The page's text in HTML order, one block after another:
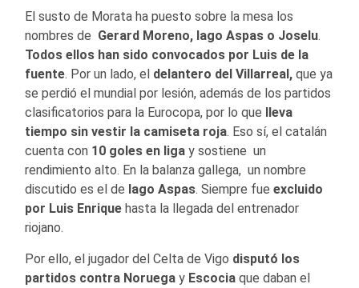
El susto de Morata ha puesto sobre la mesa los
nombres de Gerard Moreno, Iago Aspas o Joselu.
Todos ellos han sido convocados por Luis de la
fuente. Por un lado, el delantero del Villarreal, que ya
se perdió el mundial por lesión, además de los partidos
clasificatorios para la Eurocopa, por lo que lleva
tiempo sin vestir la camiseta roja. Eso sí, el catalán
cuenta con 10 goles en liga y sostiene un
rendimiento alto. En la balanza gallega, un nombre
discutido es el de Iago Aspas. Siempre fue excluido
por Luis Enrique hasta la llegada del entrenador
riojano.
Por ello, el jugador del Celta de Vigo disputó los
partidos contra Noruega y Escocia que daban el